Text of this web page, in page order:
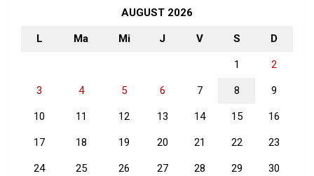
AUGUST 2026
L Ma Mi J V S D
1 2
3 4 5 6 7 8 9
10 11 12 13 14 15 16
17 18 19 20 21 22 23
24 25 26 27 28 29 30